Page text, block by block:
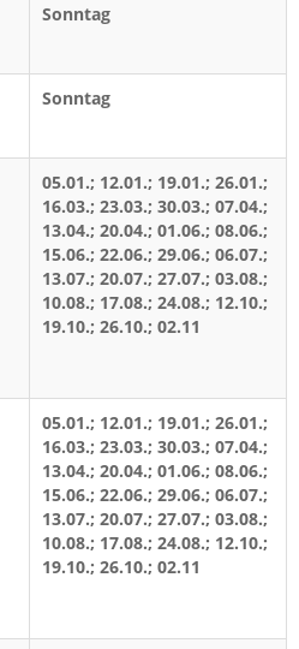
Sonntag
Sonntag
05.01.; 12.01.; 19.01.; 26.01.;
16.03.; 23.03.; 30.03.; 07.04.;
13.04.; 20.04.; 01.06.; 08.06.;
15.06.; 22.06.; 29.06.; 06.07.;
13.07.; 20.07.; 27.07.; 03.08.;
10.08.; 17.08.; 24.08.; 12.10.;
19.10.; 26.10.; 02.11
05.01.; 12.01.; 19.01.; 26.01.;
16.03.; 23.03.; 30.03.; 07.04.;
13.04.; 20.04.; 01.06.; 08.06.;
15.06.; 22.06.; 29.06.; 06.07.;
13.07.; 20.07.; 27.07.; 03.08.;
10.08.; 17.08.; 24.08.; 12.10.;
19.10.; 26.10.; 02.11